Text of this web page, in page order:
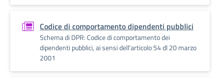
Codice di comportamento dipendenti pubblici
Schema di DPR: Codice di comportamento dei
dipendenti pubblici, ai sensi dell'articolo 54 dl 20 marzo
2001